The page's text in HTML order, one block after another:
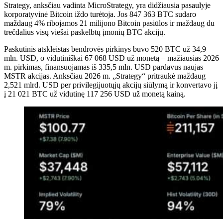
Strategy, anksčiau vadinta MicroStrategy, yra didžiausia pasaulyje
korporatyvinė Bitcoin iždo turėtoja. Jos 847 363 BTC sudaro
maždaug 4% ribojamos 21 milijono Bitcoin pasiūlos ir maždaug du
trečdalius visų viešai paskelbtų įmonių BTC akcijų.
Paskutinis atskleistas bendrovės pirkinys buvo 520 BTC už 34,9
mln. USD, o vidutiniškai 67 068 USD už monetą – mažiausias 2026
m. pirkimas, finansuojamas iš 335,5 mln. USD pardavus naujas
MSTR akcijas. Anksčiau 2026 m. „Strategy“ pritraukė maždaug
2,521 mlrd. USD per privilegijuotųjų akcijų siūlymą ir konvertavo jį
į 21 021 BTC už vidutinę 117 256 USD už monetą kainą.